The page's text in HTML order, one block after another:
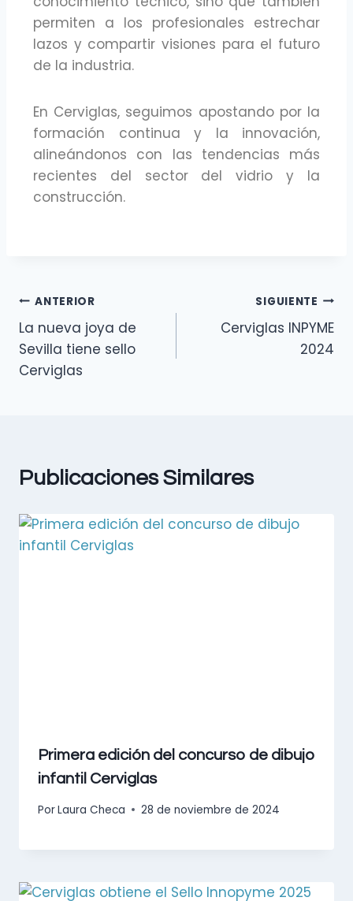
permiten a los profesionales estrechar
lazos y compartir visiones para el futuro
de la industria.
En Cerviglas, seguimos apostando por la
formación continua y la innovación,
alineándonos con las tendencias más
recientes del sector del vidrio y la
construcción.
ANTERIOR
La nueva joya de
Sevilla tiene sello
Cerviglas
SIGUIENTE
Cerviglas INPYME
2024
Publicaciones Similares
Primera edición del concurso de dibujo
infantil Cerviglas
PorLaura Checa 28 de noviembre de 2024